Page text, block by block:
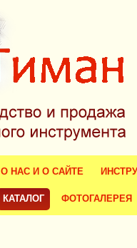
О НАС И О САЙТЕ
КАТАЛОГ ФОТОГАЛЕРЕЯ